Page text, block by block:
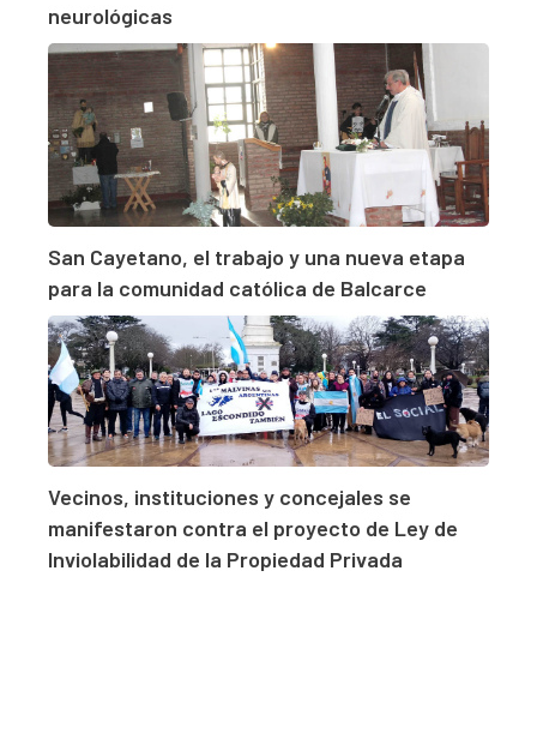
neurológicas
San Cayetano, el trabajo y una nueva etapa
para la comunidad católica de Balcarce
Vecinos, instituciones y concejales se
manifestaron contra el proyecto de Ley de
Inviolabilidad de la Propiedad Privada